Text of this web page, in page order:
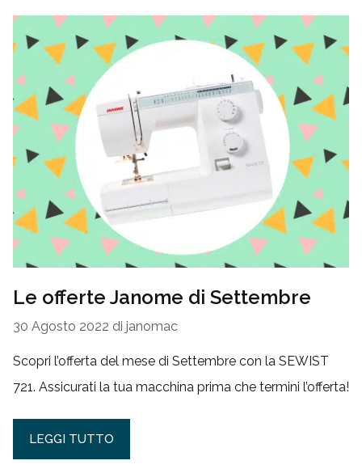
Le offerte Janome di Settembre
30 Agosto 2022 di janomac
Scopri l’offerta del mese di Settembre con la SEWIST
721. Assicurati la tua macchina prima che termini l’offerta!
LEGGI TUTTO